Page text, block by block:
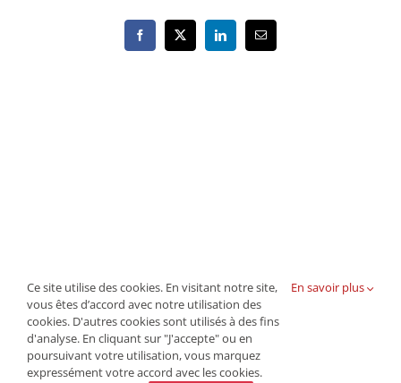
Facebook
X LinkedInEmail
© Copyright - 2026 | Tous droits réservés GBO |
Politique de cookies|Conditions générales d'affiliation
Ce site utilise des cookies. En visitant notre site,
vous êtes d’accord avec notre utilisation des
cookies. D'autres cookies sont utilisés à des fins
d'analyse. En cliquant sur "J'accepte" ou en
poursuivant votre utilisation, vous marquez
expressément votre accord avec les cookies.
En savoir plus